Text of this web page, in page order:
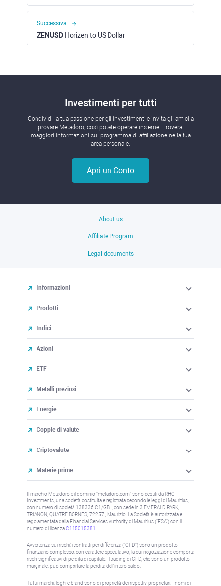
Successiva
ZENUSD Horizen to US Dollar
Investimenti per tutti
Condividi la tua passione per gli investimenti e invita gli amici a
provare Metadoro, così potete operare insieme. Troverai
maggiori informazioni sul programma di affiliazione nella tua
area personale.
Apri un Conto
About us
Affiliate Program
Legal documents
Informazioni
Prodotti
Indici
Azioni
ETF
Metalli preziosi
Energie
Coppie di valute
Criptovalute
Materie prime
Il marchio Metadoro e il dominio "metadoro.com" sono gestiti da RHC
Investments, una società costituita e registrata secondo le leggi di Mauritius,
con numero di società 138336 C1/GBL, con sede in 3 EMERALD PARK,
TRIANON, QUATRE BORNES, 72257 , Maurizio. La Società è autorizzata e
regolamentata dalla Financial Services Authority di Mauritius ("FSA") con il
numero di licenzaC115015381
Avvertenza sui rischi: i contratti per differenza ("CFD") sono un prodotto
finanziario complesso, con carattere speculativo, la cui negoziazione comporta
rischi significativi di perdita di capitale. Il trading di CFD, che sono un prodotto
marginale, può comportare la perdita dell'intero saldo.
Tutti i marchi, loghi e brand sono di proprietà dei rispettivi proprietari. I nomi di